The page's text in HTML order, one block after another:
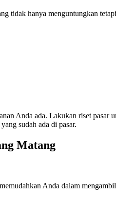
tidak hanya menguntungkan
Anda ada. Lakukan riset pasar
sudah ada di pasar.
Matang
Anda dalam